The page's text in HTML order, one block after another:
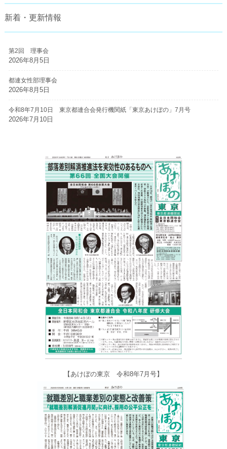
新着・更新情報
第2回 理事会
2026年8月5日
都連女性部理事会
2026年8月5日
令和8年7月10日 東京都連合会発行機関紙「東京あけぼの」7月号
2026年7月10日
【あけぼの東京 令和8年7月号】